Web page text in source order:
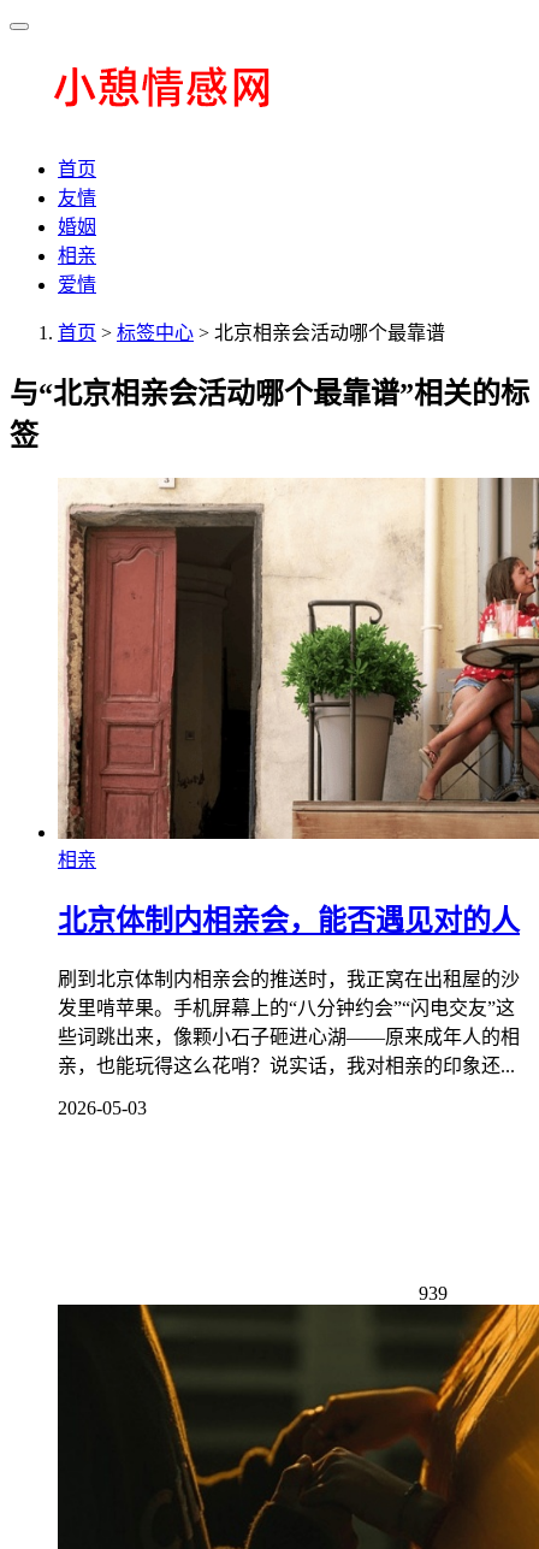
首页
友情
婚姻
相亲
爱情
首页 > 标签中心 > 北京相亲会活动哪个最靠谱
与“北京相亲会活动哪个最靠谱”相关的标
签
相亲
北京体制内相亲会，能否遇见对的人
刷到北京体制内相亲会的推送时，我正窝在出租屋的沙
发里啃苹果。手机屏幕上的“八分钟约会”“闪电交友”这
些词跳出来，像颗小石子砸进心湖——原来成年人的相
亲，也能玩得这么花哨？说实话，我对相亲的印象还...
2026-05-03
939